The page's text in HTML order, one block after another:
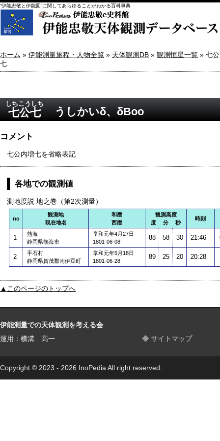
“伊能忠敬と伊能図”に関してあらゆることがわかる百科事典
ホーム » 伊能測量旅程・人物全覧 » 天体観測DB » 観測恒星一覧 » 七公
七
七公七
しちこうしち
うしかいδ、δBoo
コメント
七公内増七を省略表記
各地での観測値
測地度説 地之巻（第2次測量）
no
観測地
現在地名
和暦
西暦
観測高度
度 分 秒
時刻
1
熱海
静岡県熱海市
享和元年4月27日
1801-06-08
88 58 30 21:46
2
手石村
静岡県賀茂郡南伊豆町
享和元年5月18日
1801-06-28
89 25 20 20:28
▲このページのトップへ
伊能測量での天体観測を考える会
運用：横溝 高一
◆ サイトマップ
Copyright © 2023 - 2026 InoPedia All right reserved.